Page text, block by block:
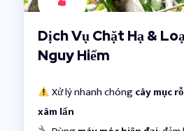
Dịch Vụ Chặt Hạ &
Nguy Hiểm
Xử lý nhanh chóngcây mục
xâm lấn